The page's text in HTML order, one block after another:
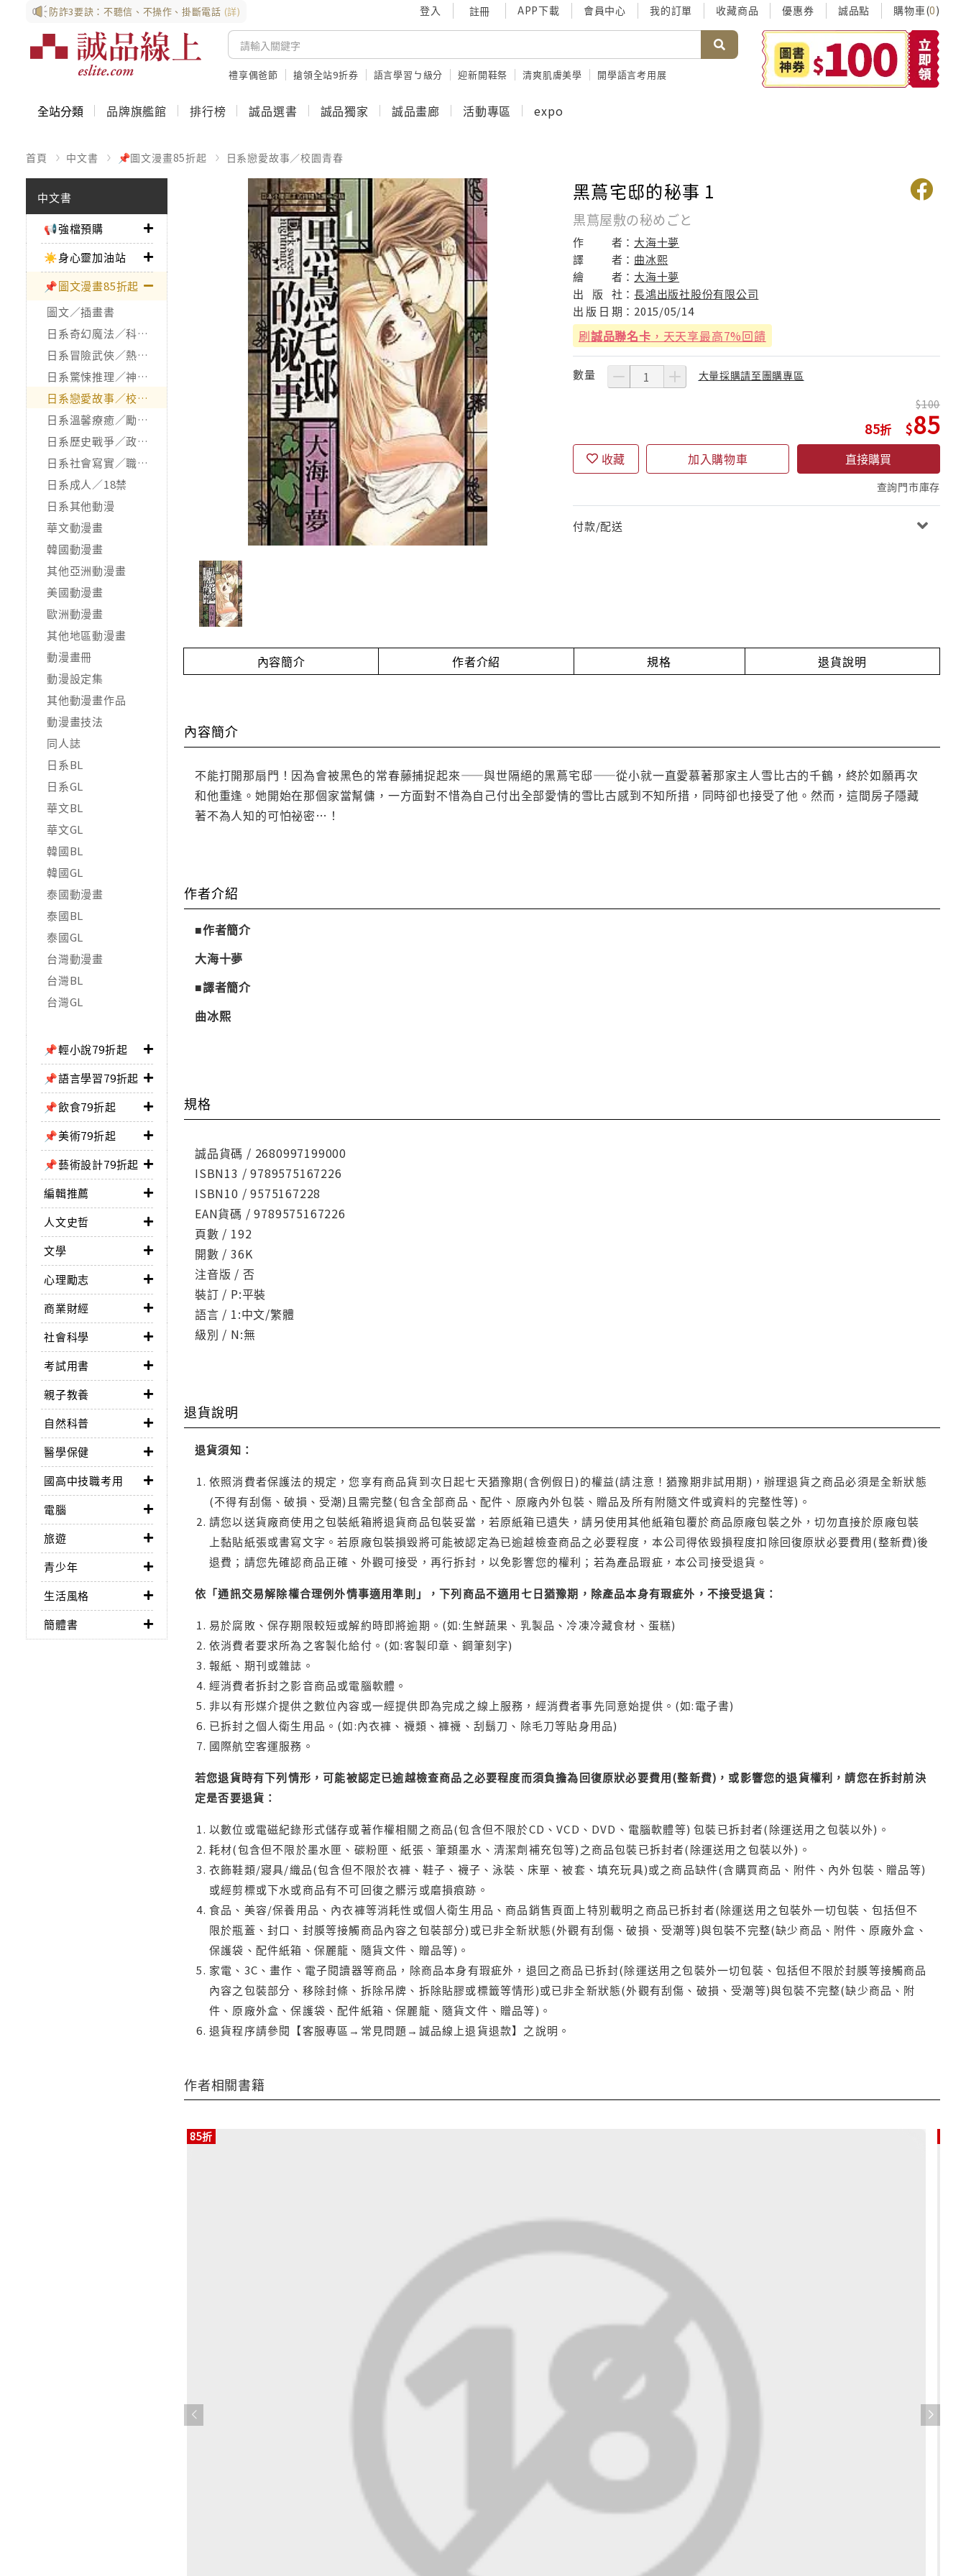
防詐3要訣：不聽信、不操作、掛斷電話 (詳) 登入 註冊 APP下載 會員中心 我的訂單 收藏商品 優惠券 誠品點 購物車(0)
禮享偶爸節 搶領全站9折券 語言學習ㄅ級分 迎新開鞋祭 清爽肌膚美學 開學語言考用展
全站分類 品牌旗艦館 排行榜 誠品選書 誠品獨家 誠品畫廊 活動專區 expo
首頁 中文書 📌圖文漫畫85折起 日系戀愛故事／校園青春
中文書
📢強檔預購
☀️身心靈加油站
📌圖文漫畫85折起
圖文／插畫書
日系奇幻魔法／科幻冒險
日系冒險武俠／熱血運動
日系驚悚推理／神怪靈異
日系戀愛故事／校園青春
日系溫馨療癒／勵志搞笑
日系歷史戰爭／政治宗教
日系社會寫實／職場職人
日系成人／18禁
日系其他動漫
華文動漫畫
韓國動漫畫
其他亞洲動漫畫
美國動漫畫
歐洲動漫畫
其他地區動漫畫
動漫畫冊
動漫設定集
其他動漫畫作品
動漫畫技法
同人誌
日系BL
日系GL
華文BL
華文GL
韓國BL
韓國GL
泰國動漫畫
泰國BL
泰國GL
台灣動漫畫
台灣BL
台灣GL
📌輕小說79折起
📌語言學習79折起
📌飲食79折起
📌美術79折起
📌藝術設計79折起
編輯推薦
人文史哲
文學
心理勵志
商業財經
社會科學
考試用書
親子教養
自然科普
醫學保健
國高中技職考用
電腦
旅遊
青少年
生活風格
簡體書
黑蔦宅邸的秘事 1
黒蔦屋敷の秘めごと
作 者： 大海十夢
譯
者： 曲冰熙
繪
者： 大海十夢
出
版 社：長鴻出版社股份有限公司
出 版 日 期： 2015/05/14
刷誠品聯名卡 ，天天享最高7%回饋
數量 大量採購請至團購專區
85
100
85
收藏 加入購物車 直接購買
查詢門市庫存
付款/配送
內容簡介 作者介紹 規格 退貨說明
內容簡介
不能打開那扇門！因為會被黑色的常春藤捕捉起來——與世隔絕的黑蔦宅邸——從小就一直愛慕著那家主人雪比古的千鶴，終於如願再次
和他重逢。她開始在那個家當幫傭，一方面對不惜為自己付出全部愛情的雪比古感到不知所措，同時卻也接受了他。然而，這間房子隱藏
著不為人知的可怕祕密…！
作者介紹
■作者簡介
大海十夢
■譯者簡介
曲冰熙
規格
誠品貨碼 / 2680997199000
ISBN13 / 9789575167226
ISBN10 / 9575167228
EAN貨碼 / 9789575167226
頁數 / 192
開數 / 36K
注音版 / 否
裝訂 / P:平裝
語言 / 1:中文/繁體
級別 / N:無
退貨說明
退貨須知：
依照消費者保護法的規定，您享有商品貨到次日起七天猶豫期(含例假日)的權益(請注意！猶豫期非試用期)，辦理退貨之商品必須是全新狀態
(不得有刮傷、破損、受潮)且需完整(包含全部商品、配件、原廠內外包裝、贈品及所有附隨文件或資料的完整性等)。
請您以送貨廠商使用之包裝紙箱將退貨商品包裝妥當，若原紙箱已遺失，請另使用其他紙箱包覆於商品原廠包裝之外，切勿直接於原廠包裝
上黏貼紙張或書寫文字。若原廠包裝損毀將可能被認定為已逾越檢查商品之必要程度，本公司得依毀損程度扣除回復原狀必要費用(整新費)後
退費；請您先確認商品正確、外觀可接受，再行拆封，以免影響您的權利；若為產品瑕疵，本公司接受退貨。
依「通訊交易解除權合理例外情事適用準則」，下列商品不適用七日猶豫期，除產品本身有瑕疵外，不接受退貨：
易於腐敗、保存期限較短或解約時即將逾期。(如:生鮮蔬果、乳製品、冷凍冷藏食材、蛋糕)
依消費者要求所為之客製化給付。(如:客製印章、鋼筆刻字)
報紙、期刊或雜誌。
經消費者拆封之影音商品或電腦軟體。
非以有形媒介提供之數位內容或一經提供即為完成之線上服務，經消費者事先同意始提供。(如:電子書)
已拆封之個人衛生用品。(如:內衣褲、襪類、褲襪、刮鬍刀、除毛刀等貼身用品)
國際航空客運服務。
若您退貨時有下列情形，可能被認定已逾越檢查商品之必要程度而須負擔為回復原狀必要費用(整新費)，或影響您的退貨權利，請您在拆封前決
定是否要退貨：
以數位或電磁紀錄形式儲存或著作權相關之商品(包含但不限於CD、VCD、DVD、電腦軟體等) 包裝已拆封者(除運送用之包裝以外)。
耗材(包含但不限於墨水匣、碳粉匣、紙張、筆類墨水、清潔劑補充包等)之商品包裝已拆封者(除運送用之包裝以外)。
衣飾鞋類/寢具/織品(包含但不限於衣褲、鞋子、襪子、泳裝、床單、被套、填充玩具)或之商品缺件(含購買商品、附件、內外包裝、贈品等)
或經剪標或下水或商品有不可回復之髒污或磨損痕跡。
食品、美容/保養用品、內衣褲等消耗性或個人衛生用品、商品銷售頁面上特別載明之商品已拆封者(除運送用之包裝外一切包裝、包括但不
限於瓶蓋、封口、封膜等接觸商品內容之包裝部分)或已非全新狀態(外觀有刮傷、破損、受潮等)與包裝不完整(缺少商品、附件、原廠外盒、
保護袋、配件紙箱、保麗龍、隨貨文件、贈品等)。
家電、3C、畫作、電子閱讀器等商品，除商品本身有瑕疵外，退回之商品已拆封(除運送用之包裝外一切包裝、包括但不限於封膜等接觸商品
內容之包裝部分、移除封條、拆除吊牌、拆除貼膠或標籤等情形)或已非全新狀態(外觀有刮傷、破損、受潮等)與包裝不完整(缺少商品、附
件、原廠外盒、保護袋、配件紙箱、保麗龍、隨貨文件、贈品等)。
退貨程序請參閱【客服專區→常見問題→誠品線上退貨退款】之說明。
作者相關書籍
85折